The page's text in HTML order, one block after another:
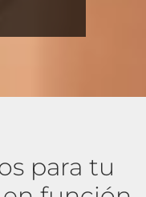
para tu